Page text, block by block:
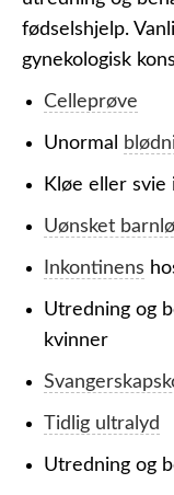
fødselshjelp.
gynekologisk
Celleprøve
Unormal
Kløe eller
Uønsket
Inkontinens
Utredning og
kvinner
Tidlig ultralyd
Utredning og